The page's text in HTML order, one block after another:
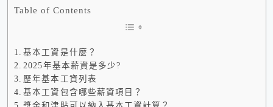
Table of Contents
基本工資是什麼？
2025年基本薪資是多少?
歷年基本工資列表
基本工資包含哪些薪資項目？